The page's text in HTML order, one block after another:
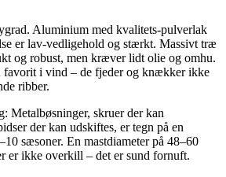
Aluminium med kvalitets-pulverlak
er lav-vedligehold og stærkt. Massivt træ
og robust, men kræver lidt olie og omhu.
favorit i vind – de fjeder og knækker ikke
ribber.
Metalbøsninger, skruer der kan
der kan udskiftes, er tegn på en
sæsoner. En mastdiameter på 48–60
er ikke overkill – det er sund fornuft.